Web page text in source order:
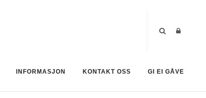
INFORMASJON KONTAKT OSS GI EI GÅVE